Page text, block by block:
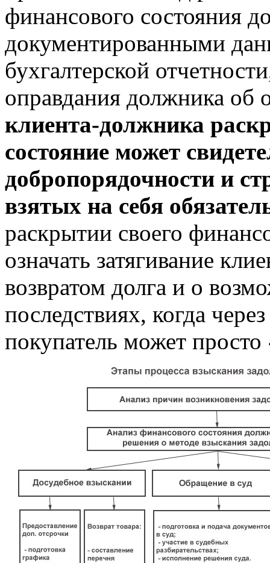
финансового состояния
документированными
бухгалтерской
оправдания должника об
клиента-должника
состояние может
добропорядочности и
взятых на себя
раскрытии своего
означать затягивание
возвратом долга и о
последствиях, когда
покупатель может просто